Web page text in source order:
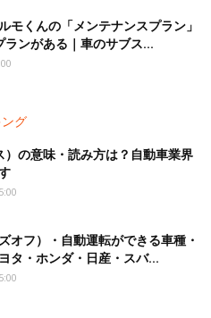
モくんの「メンテナンスプラン」
ランがある｜車のサブス...
グ
）の意味・読み方は？自動車業界
オフ）・自動運転ができる車種・
タ・ホンダ・日産・スバ...